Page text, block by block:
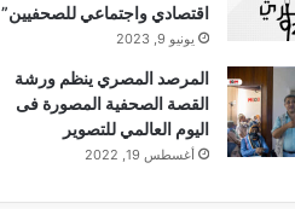
اقتصادي واجتماعي للصحفيين”
يونيو 9, 2023
المرصد المصري ينظم ورشة
القصة الصحفية المصورة فى
اليوم العالمي للتصوير
أغسطس 19, 2022